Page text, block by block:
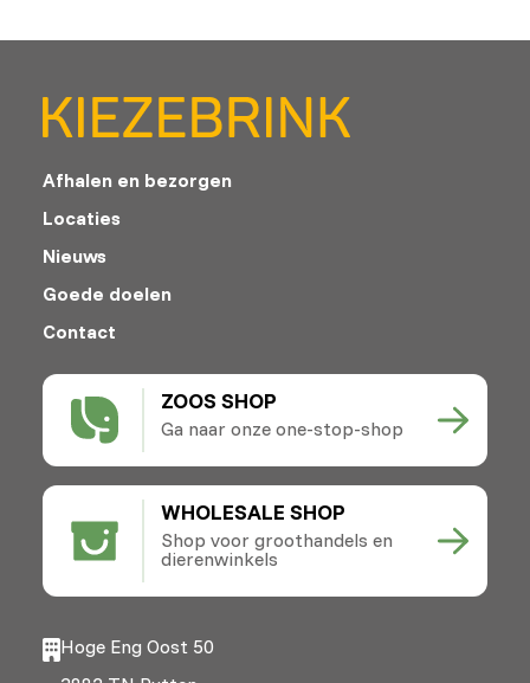
ZOOS SHOP
Ga naar onze one-stop-shop
WHOLESALE SHOP
Shop voor groothandels en
dierenwinkels
Afhalen en bezorgen
Locaties
Nieuws
Goede doelen
Contact
Hoge Eng Oost 50